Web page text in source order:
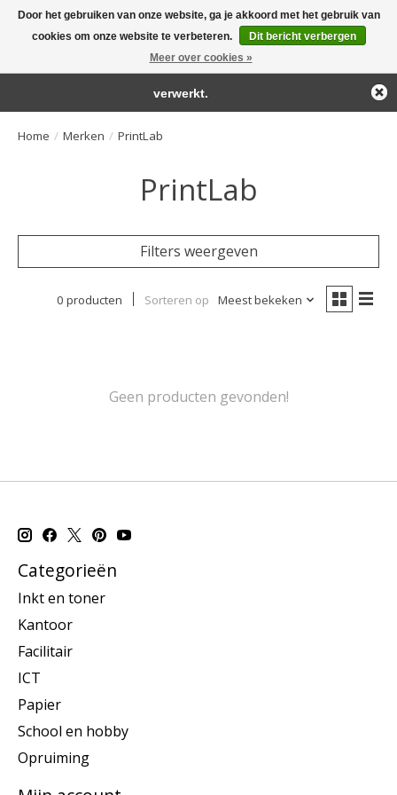
Large selection of products and fast shipping!
Home / Merken / PrintLab
PrintLab
Filters weergeven
0 producten Sorteren op Meest bekeken
Geen producten gevonden!
Categorieën
Inkt en toner
Kantoor
Facilitair
ICT
Papier
School en hobby
Opruiming
Door het gebruiken van onze website, ga je akkoord met het gebruik van
cookies om onze website te verbeteren.
Dit bericht verbergen
Meer over cookies »
← Keer terug naar de backofficeDeze winkel is in aanbouw.
Eventueel geplaatste orders zullen niet worden gehonoreerd of
verwerkt.